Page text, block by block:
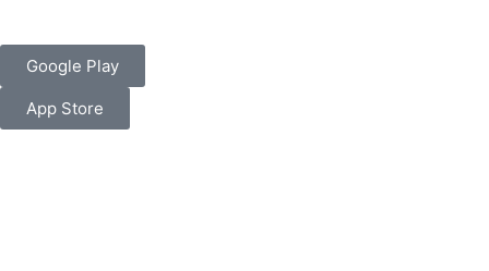
Google Play
App Store